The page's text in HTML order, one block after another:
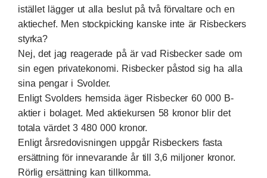
istället lägger ut alla beslut på två förvaltare och en
aktiechef. Men stockpicking kanske inte är Risbeckers
styrka?
Nej, det jag reagerade på är vad Risbecker sade om
sin egen privatekonomi. Risbecker påstod sig ha alla
sina pengar i Svolder.
Enligt Svolders hemsida äger Risbecker 60 000 B-
aktier i bolaget. Med aktiekursen 58 kronor blir det
totala värdet 3 480 000 kronor.
Enligt årsredovisningen uppgår Risbeckers fasta
ersättning för innevarande år till 3,6 miljoner kronor.
Rörlig ersättning kan tillkomma.